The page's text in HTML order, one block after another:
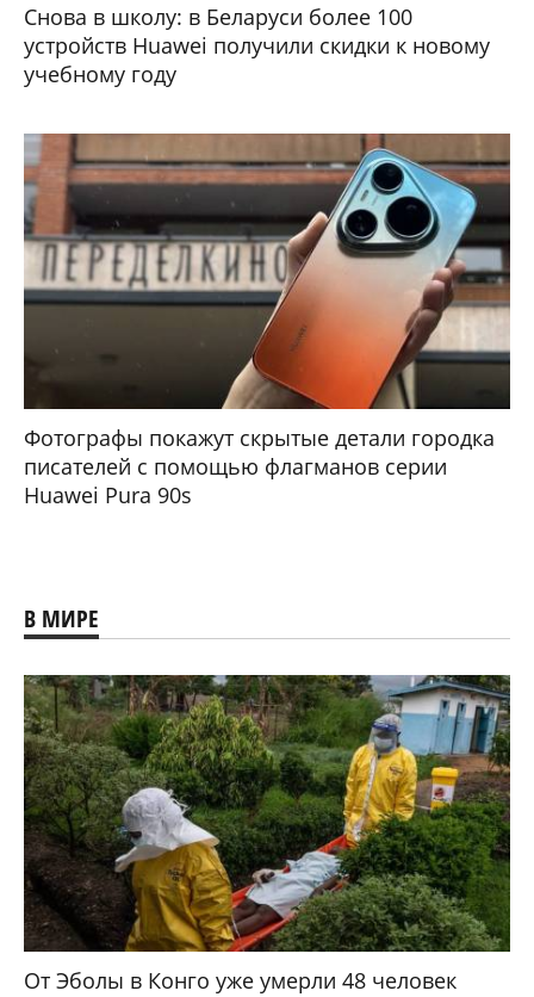
Снова в школу: в Беларуси более 100
устройств Huawei получили скидки к новому
учебному году
Фотографы покажут скрытые детали городка
писателей с помощью флагманов серии
Huawei Pura 90s
В МИРЕ
От Эболы в Конго уже умерли 48 человек